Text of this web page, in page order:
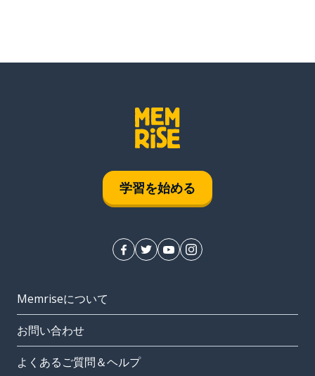
学習を始める
Memriseについて
お問い合わせ
よくあるご質問＆ヘルプ